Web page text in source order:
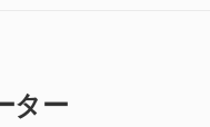
ター